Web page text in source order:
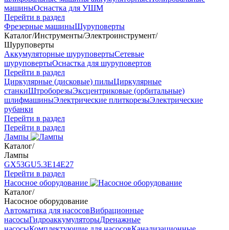
машиныОснастка для УШМ
Перейти в раздел
Фрезерные машиныШуруповерты
Каталог/Инструменты/Электроинструмент/
Шуруповерты
Аккумуляторные шуруповертыСетевые
шуруповертыОснастка для шуруповертов
Перейти в раздел
Циркулярные (дисковые) пилыЦиркулярные
станкиШтроборезыЭксцентриковые (орбитальные)
шлифмашиныЭлектрические плиткорезыЭлектрические
рубанки
Перейти в раздел
Перейти в раздел
Лампы
Каталог/
Лампы
GX53GU5.3Е14Е27
Перейти в раздел
Насосное оборудование
Каталог/
Насосное оборудование
Автоматика для насосовВибрационные
насосыГидроаккумуляторыДренажные